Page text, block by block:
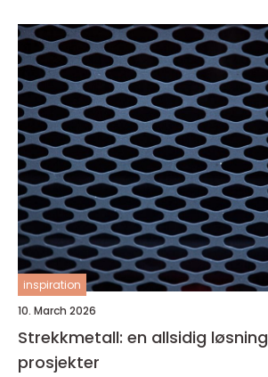
inspiration
10. March 2026
Strekkmetall: en allsidig
prosjekter